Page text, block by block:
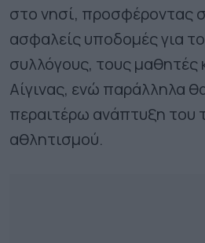
στο νησί, προσφέροντας
ασφαλείς υποδομές για
συλλόγους, τους μαθητές
Αίγινας, ενώ παράλληλα
περαιτέρω ανάπτυξη του
αθλητισμού.